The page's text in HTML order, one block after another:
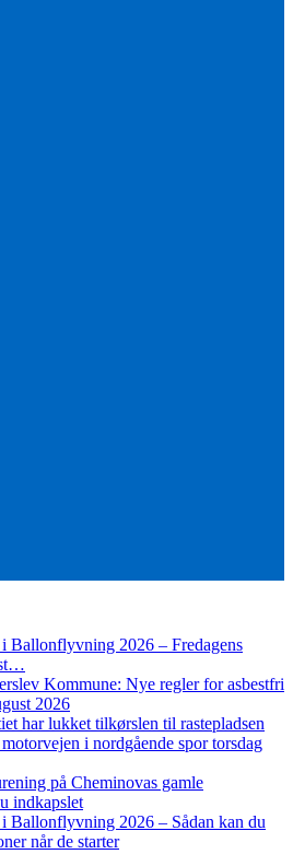
Ballonflyvning 2026 – Fredagens
Kommune: Nye regler for asbestfri
2026
har lukket tilkørslen til rastepladsen
i nordgående spor torsdag
på Cheminovas gamle
indkapslet
Ballonflyvning 2026 – Sådan kan du
når de starter